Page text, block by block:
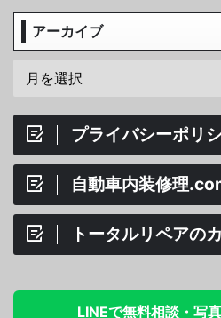
アーカイブ
プライバシーポリ
自動車内装修理
トータルリペアの
LINEで無料相談・写